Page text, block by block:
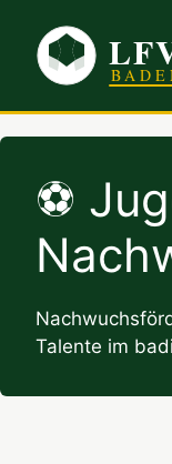
Inhalt
springen
Talente im